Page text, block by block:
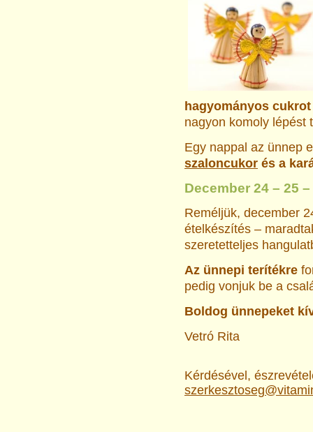
hagyományos
nagyon komoly lépést
Egy nappal az ünnep
szaloncukor és a
December 24 – 25 –
Reméljük, december
ételkészítés –
szeretetteljes
Az ünnepi terítékre
pedig vonjuk be a
Boldog ünnepeket
Vetró Rita
Kérdésével,